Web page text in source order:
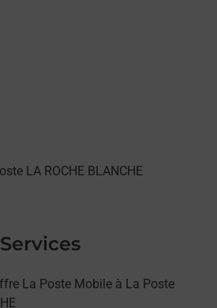
Services